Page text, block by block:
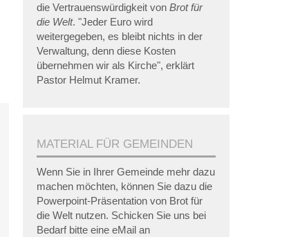
die Vertrauenswürdigkeit von Brot für
die Welt. "Jeder Euro wird
weitergegeben, es bleibt nichts in der
Verwaltung, denn diese Kosten
übernehmen wir als Kirche", erklärt
Pastor Helmut Kramer.
MATERIAL FÜR GEMEINDEN
Wenn Sie in Ihrer Gemeinde mehr dazu
machen möchten, können Sie dazu die
Powerpoint-Präsentation von Brot für
die Welt nutzen. Schicken Sie uns bei
Bedarf bitte eine eMail an